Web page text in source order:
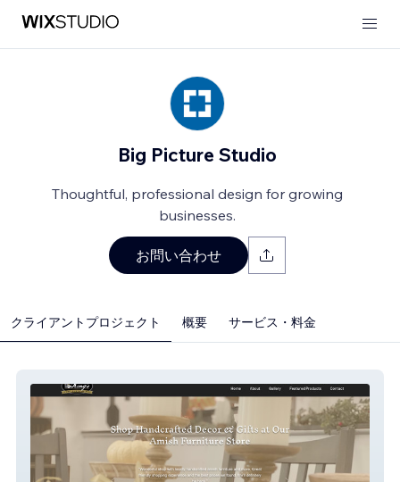
Big Picture Studio
Thoughtful, professional design for growing
businesses.
お問い合わせ
クライアントプロジェクト 概要 サービス・料金